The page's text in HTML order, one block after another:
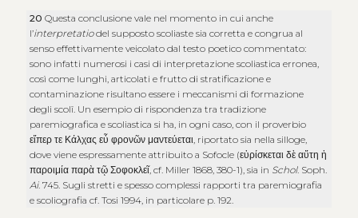
20Questa conclusione vale nel momento in cui anche
l’interpretatiodel supposto scoliaste sia corretta e congrua al
senso effettivamente veicolato dal testo poetico commentato:
sono infatti numerosi i casi di interpretazione scoliastica erronea,
così come lunghi, articolati e frutto di stratificazione e
contaminazione risultano essere i meccanismi di formazione
degli scolî. Un esempio di rispondenza tra tradizione
paremiografica e scoliastica si ha, in ogni caso, con il proverbio
εἴπερ τε Κάλχας εὖ φρονῶν μαντεύεται, riportato sia nella silloge,
dove viene espressamente attribuito a Sofocle (εὐρίσκεται δὲ αὕτη ἡ
παροιμία παρὰ τῷ Σοφοκλεῖ, cf. Miller 1868, 380-1), sia in Schol. Soph.
Ai. 745. Sugli stretti e spesso complessi rapporti tra paremiografia
e scoliografia cf. Tosi 1994, in particolare p. 192.